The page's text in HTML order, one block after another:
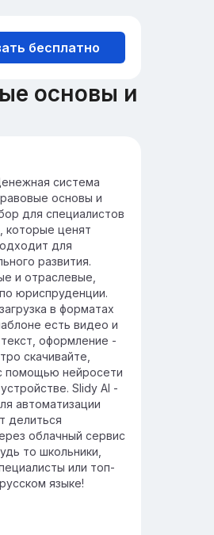
бесплатно
основы и
РФ
ключевую
страны,
рост,
регулирует
система
основы и
для специалистов
которые ценят
для
развития.
и отраслевые,
юриспруденции.
в форматах
есть видео и
оформление -
скачивайте,
помощью нейросети
Slidy AI -
автоматизации
делиться
облачный сервис
то школьники,
или топ-
языке!